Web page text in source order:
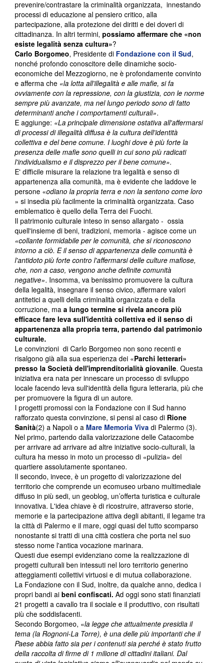
prevenire/contrastare la criminalità organizzata, innestando
processi di educazione al pensiero critico, alla
partecipazione, alla protezione dei diritti e dei doveri di
cittadinanza. In altri termini, possiamo affermare che «non
esiste legalità senza cultura»?
Carlo Borgomeo, Presidente di Fondazione con il Sud,
nonché profondo conoscitore delle dinamiche socio-
economiche del Mezzogiorno, ne è profondamente convinto
e afferma che «la lotta all'illegalità e alle mafie, si fa
ovviamente con la repressione, con la giustizia, con le norme
sempre più avanzate, ma nel lungo periodo sono di fatto
determinanti anche i comportamenti culturali».
E aggiunge: «La principale dimensione ostativa all'affermarsi
di processi di illegalità diffusa è la cultura dell'identità
collettiva e del bene comune. I luoghi dove è più forte la
presenza delle mafie sono quelli in cui sono più radicati
l'individualismo e il disprezzo per il bene comune».
E' difficile misurare la relazione tra legalità e senso di
appartenenza alla comunità, ma è evidente che laddove le
persone «odiano la propria terra e non la sentono come loro
» si insedia più facilmente la criminalità organizzata. Caso
emblematico è quello della Terra dei Fuochi.
Il patrimonio culturale inteso in senso allargato - ossia
quell'insieme di beni, tradizioni, memoria - agisce come un
«collante formidabile per le comunità, che si riconoscono
intorno a ciò. E il senso di appartenenza delle comunità è
l'antidoto più forte contro l'affermarsi delle culture mafiose,
che, non a caso, vengono anche definite comunità
negative». Insomma, va benissimo promuovere la cultura
della legalità, insegnare il senso civico, affermare valori
antitetici a quelli della criminalità organizzata e della
corruzione, ma a lungo termine si rivela ancora più
efficace fare leva sull'identità collettiva ed il senso di
appartenenza alla propria terra, partendo dal patrimonio
culturale.
Le convinzioni di Carlo Borgomeo non sono recenti e
risalgono già alla sua esperienza dei «Parchi letterari»
presso la Società dell'imprenditorialità giovanile. Questa
iniziativa era nata per innescare un processo di sviluppo
locale facendo leva sull'identità della figura letteraria, più che
per promuovere la figura di un autore.
I progetti promossi con la Fondazione con il Sud hanno
rafforzato questa convinzione, si pensi al caso di Rione
Sanità(2) a Napoli o a Mare Memoria Viva di Palermo (3).
Nel primo, partendo dalla valorizzazione delle Catacombe
per arrivare ad arrivare ad altre iniziative socio-culturali, la
cultura ha messo in moto un processo di «pulizia» del
quartiere assolutamente spontaneo.
Il secondo, invece, è un progetto di valorizzazione del
territorio che comprende un ecomuseo urbano multimediale
diffuso in più sedi, un geoblog, un’offerta turistica e culturale
innovativa. L'idea chiave è di ricostruire, attraverso storie,
memorie e la partecipazione attiva degli abitanti, il legame tra
la città di Palermo e il mare, oggi quasi del tutto scomparso
nonostante si tratti di una città costiera che porta nel suo
stesso nome l'antica vocazione marinara.
Questi due esempi evidenziano come la realizzazione di
progetti culturali ben intessuti nel loro territorio generino
atteggiamenti collettivi virtuosi e di mutua collaborazione.
La Fondazione con il Sud, inoltre, da qualche anno, dedica i
propri bandi ai beni confiscati. Ad oggi sono stati finanziati
21 progetti a cavallo tra il sociale e il produttivo, con risultati
più che soddisfacenti.
Secondo Borgomeo, «la legge che attualmente presidia il
tema (la Rognoni-La Torre), è una delle più importanti che il
Paese abbia fatto sia per i contenuti sia perché è stato frutto
della raccolta di firme di 1 milione di cittadini italiani. Dal